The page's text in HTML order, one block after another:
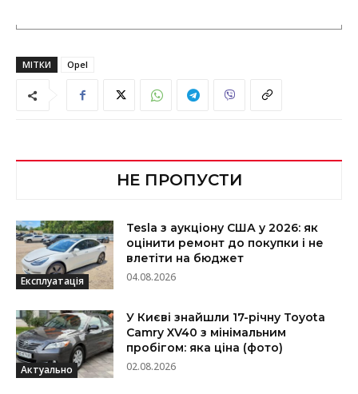
МІТКИ Opel
НЕ ПРОПУСТИ
Експлуатація
Tesla з аукціону США у 2026: як
оцінити ремонт до покупки і не
влетіти на бюджет
04.08.2026
Актуально
У Києві знайшли 17-річну Toyota
Camry XV40 з мінімальним
пробігом: яка ціна (фото)
02.08.2026